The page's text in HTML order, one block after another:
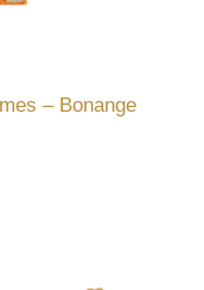
– Bonange